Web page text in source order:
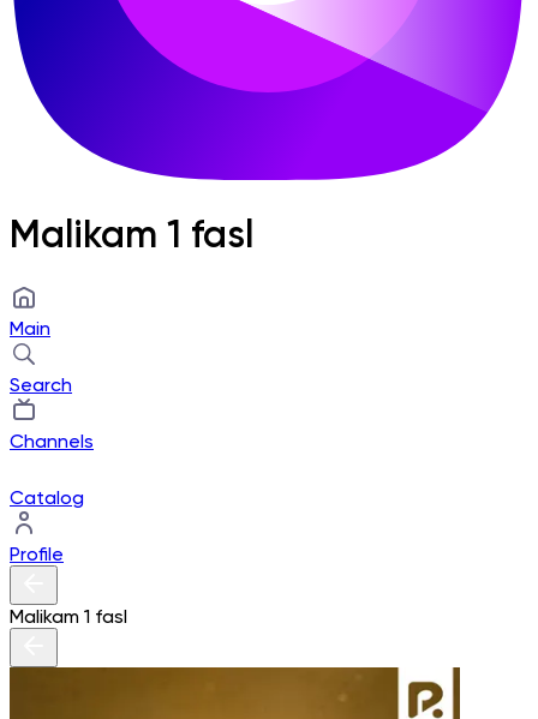
Malikam 1 fasl
Main
Search
Channels
Catalog
Profile
Malikam 1 fasl